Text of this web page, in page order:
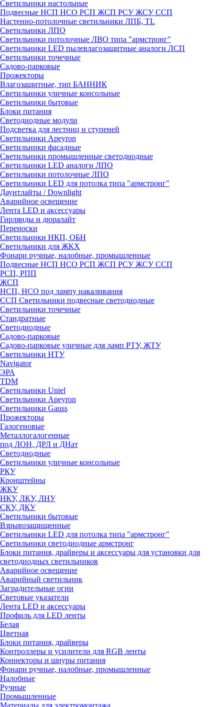
Светильники настольные
Подвесные НСП НСО РСП ЖСП РСУ ЖСУ ССП
Настенно-потолочные светильники ЛПБ, TL
Светильники ЛПО
Светильники потолочные ЛВО типа "армстронг"
Светильники LED пылевлагозащитные аналоги ЛСП
Светильники точечные
Садово-парковые
Прожекторы
Влагозащитные, тип БАННИК
Светильники уличные консольные
Светильники бытовые
Блоки питания
Светодиодные модули
Подсветка для лестниц и ступеней
Светильники Apeyron
Светильники фасадные
Светильники промышленные светодиодные
Светильники LED аналоги ЛПО
Светильники потолочные ЛПО
Светильники LED для потолка типа "армстронг"
Даунтлайты / Downlight
Аварийное освещение
Лента LED и аксессуары
Гирлянды и дюралайт
Переноски
Светильники НКП, ОБН
Светильники для ЖКХ
Фонари ручные, налобные, промышленные
Подвесные НСП НСО РСП ЖСП РСУ ЖСУ ССП
РСП, РПП
ЖСП
НСП, НСО под лампу накаливания
ССП Светильники подвесные светодиодные
Светильники точечные
Стандратные
Светодиодные
Садово-парковые
Садово-парковые уличные для ламп РТУ, ЖТУ
Светильники НТУ
Navigator
ЭРА
TDM
Светильники Uniel
Светильники Apeyron
Светильники Gauss
Прожекторы
Галогеновые
Металлогалогенные
под ЛОН, ДРЛ и ДНат
Светодиодные
Светильники уличные консольные
РКУ
Кронштейны
ЖКУ
НКУ, ЛКУ, ЛНУ
СКУ, ДКУ
Светильники бытовые
Взрывозащищенные
Светильники LED для потолка типа "армстронг"
Светильники светодиодные армстронг
Блоки питания, драйверы и аксессуары для установки для
светодиодных светильников
Аварийное освещение
Аварийный светильник
Заградительные огни
Световые указатели
Лента LED и аксессуары
Профиль для LED ленты
Белая
Цветная
Блоки питания, драйверы
Контроллеры и усилители для RGB ленты
Коннекторы и шнуры питания
Фонари ручные, налобные, промышленные
Налобные
Ручные
Промышленные
Материалы для электромонтажа